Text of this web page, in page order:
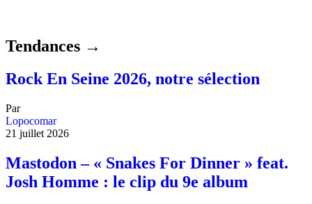
Tendances →
Rock En Seine 2026, notre sélection
Par
Lopocomar
21 juillet 2026
Mastodon – « Snakes For Dinner » feat.
Josh Homme : le clip du 9e album